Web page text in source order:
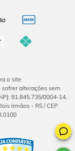
o site
sofrer alterações sem
91.845.735/0004-14.
Irmãos - RS / CEP